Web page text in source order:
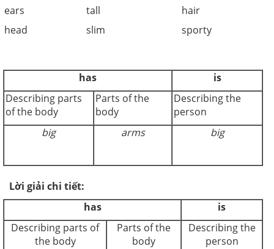
ears
head
tall
slim
hair
sporty
has
is
Describing parts
of the body
Parts of the
body
Describing the
person
big
arms big
Lời giải chi tiết:
has
is
Describing parts of
the body
Parts of the
body
Describing the
person